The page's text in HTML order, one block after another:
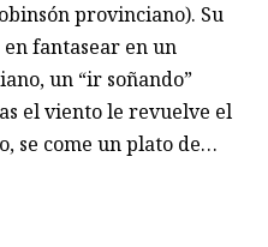
provinciano). Su
fantasear en un
un “ir soñando”
el viento le revuelve el
se come un plato de…